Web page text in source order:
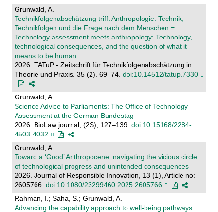
Grunwald, A.
Technikfolgenabschätzung trifft Anthropologie: Technik,
Technikfolgen und die Frage nach dem Menschen =
Technology assessment meets anthropology: Technology,
technological consequences, and the question of what it
means to be human
2026. TATuP - Zeitschrift für Technikfolgenabschätzung in
Theorie und Praxis, 35 (2), 69–74. doi:10.14512/tatup.7330
Grunwald, A.
Science Advice to Parliaments: The Office of Technology
Assessment at the German Bundestag
2026. BioLaw journal, (2S), 127–139. doi:10.15168/2284-
4503-4032
Grunwald, A.
Toward a ‘Good’ Anthropocene: navigating the vicious circle
of technological progress and unintended consequences
2026. Journal of Responsible Innovation, 13 (1), Article no:
2605766. doi:10.1080/23299460.2025.2605766
Rahman, I.; Saha, S.; Grunwald, A.
Advancing the capability approach to well-being pathways